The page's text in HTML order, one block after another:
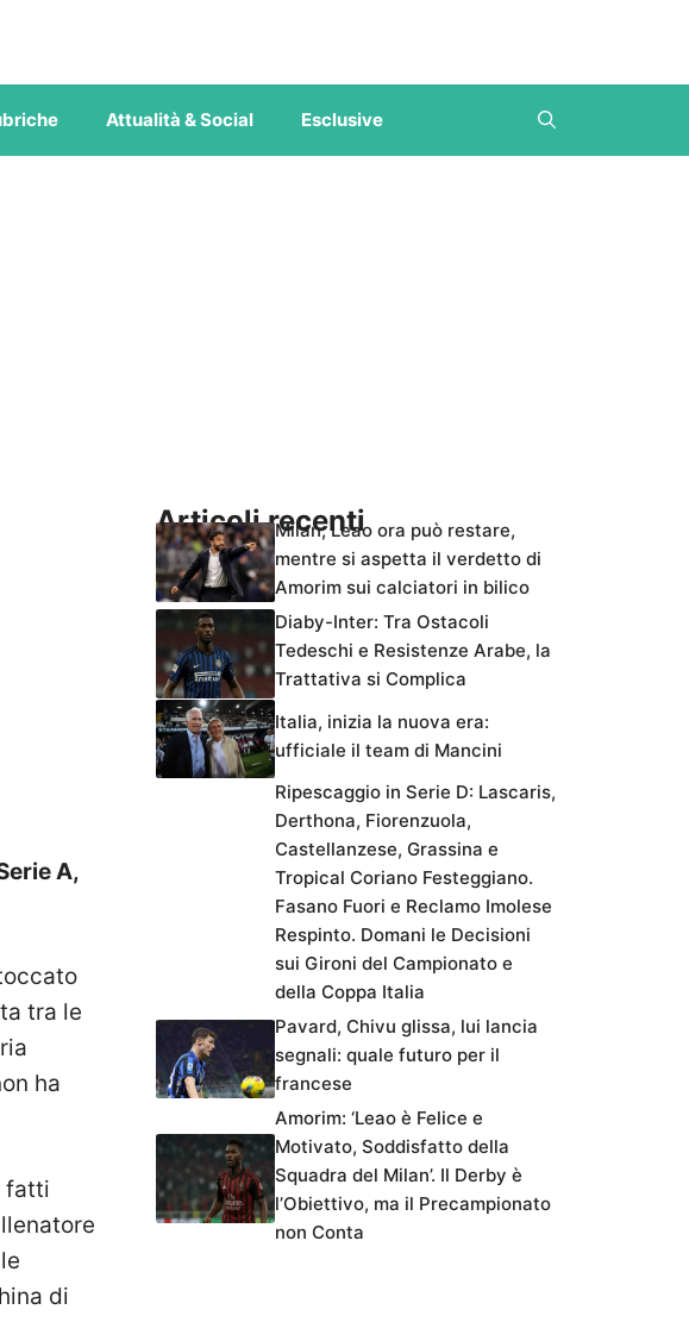
Attualità & Social Esclusive
A,
tra le
ha
fatti
di
Articoli recentiMilan, Leao ora può restare,
mentre si aspetta il verdetto di
Amorim sui calciatori in bilico
Diaby-Inter: Tra Ostacoli
Tedeschi e Resistenze Arabe, la
Trattativa si Complica
Italia, inizia la nuova era:
ufficiale il team di Mancini
Ripescaggio in Serie D: Lascaris,
Derthona, Fiorenzuola,
Castellanzese, Grassina e
Tropical Coriano Festeggiano.
Fasano Fuori e Reclamo Imolese
Respinto. Domani le Decisioni
sui Gironi del Campionato e
della Coppa Italia
Pavard, Chivu glissa, lui lancia
segnali: quale futuro per il
francese
Amorim: ‘Leao è Felice e
Motivato, Soddisfatto della
Squadra del Milan’. Il Derby è
l’Obiettivo, ma il Precampionato
non Conta